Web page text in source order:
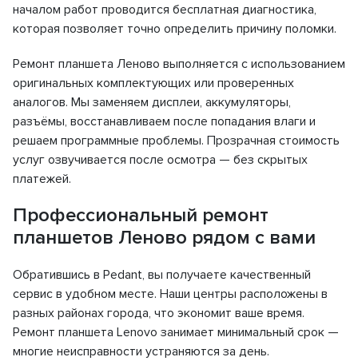
началом работ проводится бесплатная диагностика,
которая позволяет точно определить причину поломки.
Ремонт планшета Леново выполняется с использованием
оригинальных комплектующих или проверенных
аналогов. Мы заменяем дисплеи, аккумуляторы,
разъёмы, восстанавливаем после попадания влаги и
решаем программные проблемы. Прозрачная стоимость
услуг озвучивается после осмотра — без скрытых
платежей.
Профессиональный ремонт
планшетов Леново рядом с вами
Обратившись в Pedant, вы получаете качественный
сервис в удобном месте. Наши центры расположены в
разных районах города, что экономит ваше время.
Ремонт планшета Lenovo занимает минимальный срок —
многие неисправности устраняются за день.